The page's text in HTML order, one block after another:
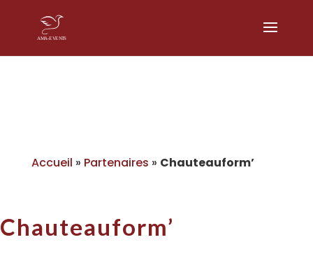
Accueil » Partenaires » Chauteauform’
Chauteauform’